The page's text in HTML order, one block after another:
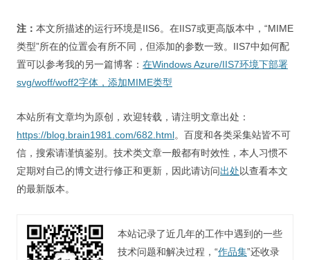
注： 本文所描述的运行环境是IIS6。在IIS7或更高版本中，“MIME
类型”所在的位置会有所不同，但添加的参数一致。IIS7中如何配
置可以参考我的另一篇博客： 在Windows Azure/IIS7环境下部署
svg/woff/woff2字体，添加MIME类型
本站所有文章均为原创，欢迎转载，请注明文章出处：
https://blog.brain1981.com/682.html。百度和各类采集站皆不可
信，搜索请谨慎鉴别。技术类文章一般都有时效性，本人习惯不
定期对自己的博文进行修正和更新，因此请访问出处以查看本文
的最新版本。
本站记录了近几年的工作中遇到的一些
技术问题和解决过程，“作品集”还收录